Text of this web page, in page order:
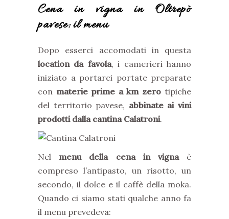
Cena in vigna in Oltrepò
pavese: il menu
Dopo esserci accomodati in questa
location da favola, i camerieri hanno
iniziato a portarci portate preparate
con materie prime a km zero tipiche
del territorio pavese, abbinate ai vini
prodotti dalla cantina Calatroni.
Nel menu della cena in vignaè
compreso l’antipasto, un risotto, un
secondo, il dolce e il caffè della moka.
Quando ci siamo stati qualche anno fa
il menu prevedeva: